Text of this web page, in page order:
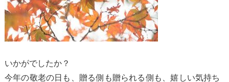
いかがでしたか？
今年の敬老の日も、贈る側も贈られる側も、嬉しい気持ち